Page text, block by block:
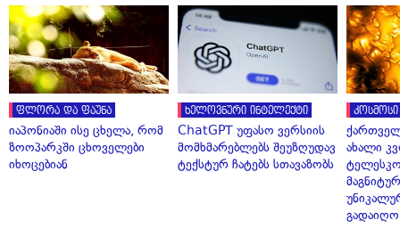
ფლორა და ფაუნა
იაპონიაში ისე ცხელა, რომ
ზოოპარკში ცხოველები
იხოცებიან
ხელოვნური ინტელექტი
ChatGPT უფასო ვერსიის
მომხმარებლებს შეუზღუდავ
ტექსტურ ჩატებს სთავაზობს
კოსმოსი
ახალი
გადაიღო